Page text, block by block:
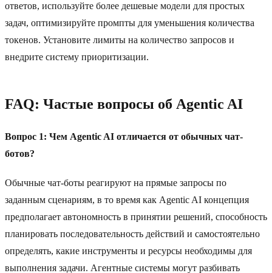
ответов, используйте более дешевые модели для простых
задач, оптимизируйте промпты для уменьшения количества
токенов. Установите лимиты на количество запросов и
внедрите систему приоритизации.
FAQ: Частые вопросы об Agentic AI
Вопрос 1: Чем Agentic AI отличается от обычных чат-
ботов?
Обычные чат-боты реагируют на прямые запросы по
заданным сценариям, в то время как Agentic AI концепция
предполагает автономность в принятии решений, способность
планировать последовательность действий и самостоятельно
определять, какие инструменты и ресурсы необходимы для
выполнения задачи. Агентные системы могут разбивать